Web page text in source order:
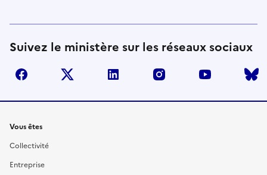
Suivez le ministère sur les réseaux sociaux
facebook twitter linkedin instagram youtube
Liens
Vous êtes
Collectivité
Entreprise